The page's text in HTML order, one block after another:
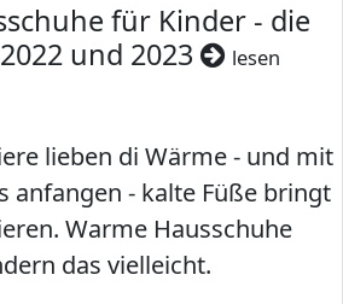
für Kinder - die
und 2023
lesen
lieben di Wärme - und mit
anfangen - kalte Füße bringt
Warme Hausschuhe
das vielleicht.